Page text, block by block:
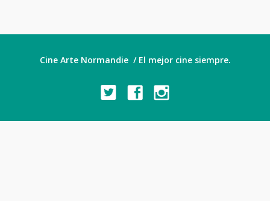
Cine Arte Normandie / El mejor cine siempre.